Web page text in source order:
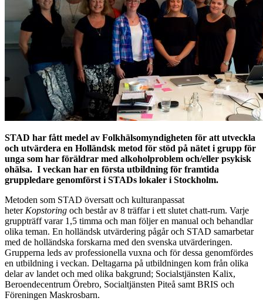
STAD har fått medel av Folkhälsomyndigheten för att utveckla
och utvärdera en Holländsk metod för stöd på nätet i grupp för
unga som har föräldrar med alkoholproblem och/eller psykisk
ohälsa. I veckan har en första utbildning för framtida
gruppledare genomförst i STADs lokaler i Stockholm.
Metoden som STAD översatt och kulturanpassat
heter Kopstoring och består av 8 träffar i ett slutet chatt-rum. Varje
gruppträff varar 1,5 timma och man följer en manual och behandlar
olika teman. En holländsk utvärdering pågår och STAD samarbetar
med de holländska forskarna med den svenska utvärderingen.
Grupperna leds av professionella vuxna och för dessa genomfördes
en utbildning i veckan. Deltagarna på utbildningen kom från olika
delar av landet och med olika bakgrund; Socialstjänsten Kalix,
Beroendecentrum Örebro, Socialtjänsten Piteå samt BRIS och
Föreningen Maskrosbarn.